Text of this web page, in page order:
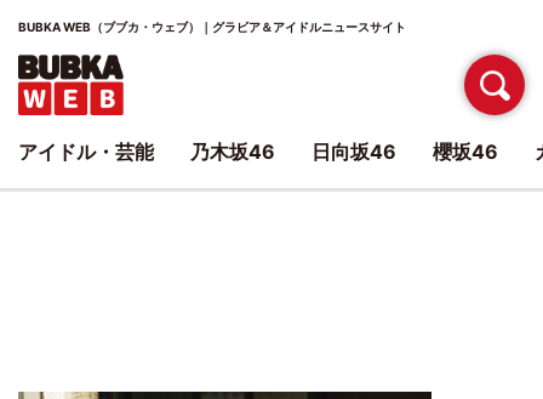
BUBKA WEB（ブブカ・ウェブ）｜グラビア＆アイドルニュースサイト
アイドル・芸能 乃木坂46 日向坂46 櫻坂46